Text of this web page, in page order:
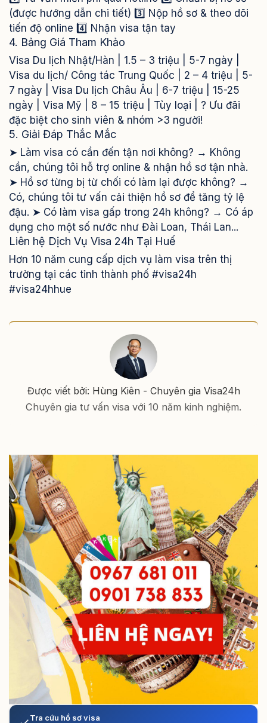
(được hướng dẫn chi tiết) 3️⃣ Nộp hồ sơ & theo dõi
tiến độ online 4️⃣ Nhận visa tận tay
4. Bảng Giá Tham Khảo
Visa Du lịch Nhật/Hàn | 1.5 – 3 triệu | 5-7 ngày |
Visa du lịch/ Công tác Trung Quốc | 2 – 4 triệu | 5-
7 ngày | Visa Du lịch Châu Âu | 6-7 triệu | 15-25
ngày | Visa Mỹ | 8 – 15 triệu | Tùy loại | ? Ưu đãi
đặc biệt cho sinh viên & nhóm >3 người!
5. Giải Đáp Thắc Mắc
➤ Làm visa có cần đến tận nơi không? → Không
cần, chúng tôi hỗ trợ online & nhận hồ sơ tận nhà.
➤ Hồ sơ từng bị từ chối có làm lại được không? →
Có, chúng tôi tư vấn cải thiện hồ sơ để tăng tỷ lệ
đậu. ➤ Có làm visa gấp trong 24h không? → Có áp
dụng cho một số nước như Đài Loan, Thái Lan...
Liên hệ Dịch Vụ Visa 24h Tại Huế
Hơn 10 năm cung cấp dịch vụ làm visa trên thị
trường tại các tỉnh thành phố #visa24h
#visa24hhue
Được viết bởi: Hùng Kiên - Chuyên gia Visa24h
Chuyên gia tư vấn visa với 10 năm kinh nghiệm.
Tra cứu hồ sơ visa